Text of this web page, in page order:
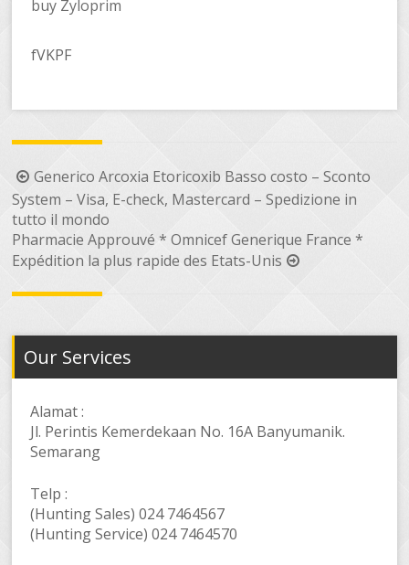
buy Zyloprim
fVKPF
Navigasi
pos
Generico Arcoxia Etoricoxib Basso costo – Sconto
System – Visa, E-check, Mastercard – Spedizione in
tutto il mondo
Pharmacie Approuvé * Omnicef Generique France *
Expédition la plus rapide des Etats-Unis
Our Services
Alamat :
Jl. Perintis Kemerdekaan No. 16A Banyumanik.
Semarang
Telp :
(Hunting Sales) 024 7464567
(Hunting Service) 024 7464570